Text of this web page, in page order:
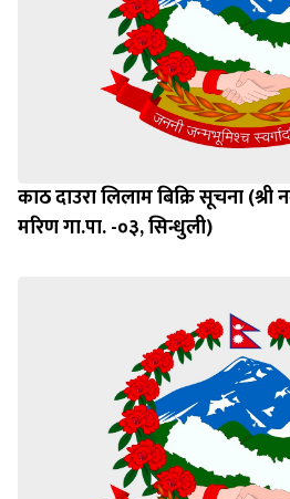
काठ दाउरा लिलाम बिक्रि सूचना (श्री
मरिण गा.पा. -०३, सिन्धुली)